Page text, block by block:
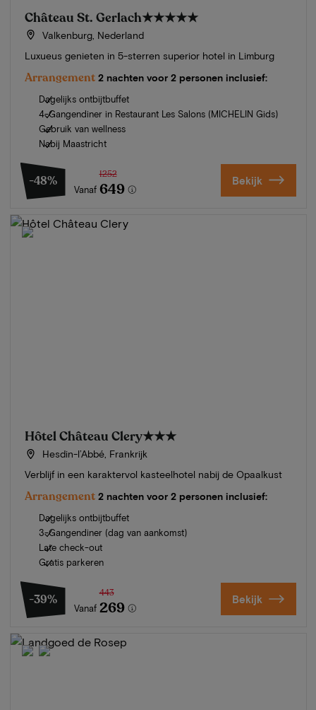
Château St. Gerlach★★★★★
Valkenburg, Nederland
Luxueus genieten in 5-sterren superior hotel in Limburg
Arrangement 2 nachten voor 2 personen inclusief:
Dagelijks ontbijtbuffet
4-Gangendiner in Restaurant Les Salons (MICHELIN Gids)
Gebruik van wellness
Nabij Maastricht
-48%
Vanaf
1252
649 Bekijk
Hôtel Château Clery★★★
Hesdin-l’Abbé, Frankrijk
Verblijf in een karaktervol kasteelhotel nabij de Opaalkust
Arrangement 2 nachten voor 2 personen inclusief:
Dagelijks ontbijtbuffet
3-Gangendiner (dag van aankomst)
Late check-out
Gratis parkeren
-39%
Vanaf
443
269 Bekijk